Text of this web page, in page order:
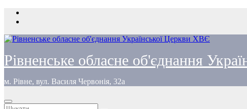
Перейти
Рівненське обласне об'єднання
м. Рівне, вул. Василя Червонія, 32а